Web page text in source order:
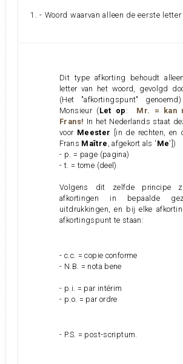
1. - Woord waarvan alleen de eerste
Dit type afkorting behoudt
letter van het woord, gevolgd
(Het "afkortingspunt"
Monsieur (Let op : Mr. = kan
Frans! In het Nederlands staat
voor Meester
[in de rechten,
Frans Maître , afgekort als ' Me'])
- p. = page (pagina)
- t. = tome (deel)
Volgens dit zelfde principe
afkortingen in bepaalde
uitdrukkingen, en bij elke
afkortingspunt te staan:
- c.c. = copie conforme
- N.B. = nota bene
- p.i. = par intérim
- p.o. = par ordre
- P.S. = post-scriptum.